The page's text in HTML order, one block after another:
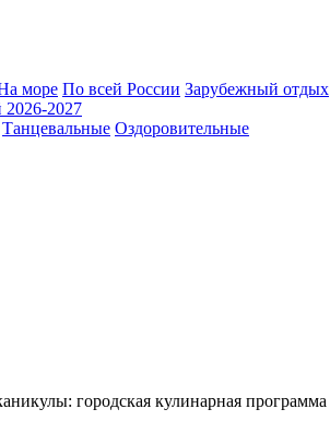
море По всей России Зарубежный отдых
2027
Танцевальные Оздоровительные
городская кулинарная программа